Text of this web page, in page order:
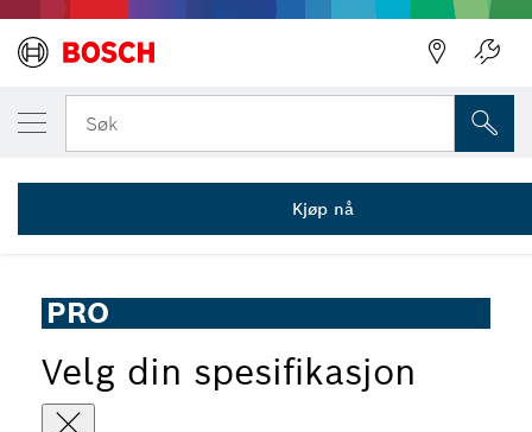
Søk
...
PRO Foam GSG 300- skumgummikutter-bladsett, 130 mm, 2
PRO
Velg din spesifikasjon
DIN VALGTE VARIANT
PRO Foam sagblad, 130 mm, 2 stk
2 607 018 010
Kjøp nå